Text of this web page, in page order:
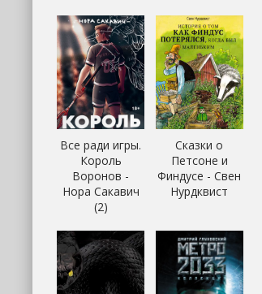
Все ради игры.
Король
Воронов -
Нора Сакавич
(2)
Сказки о
Петсоне и
Финдусе - Свен
Нурдквист